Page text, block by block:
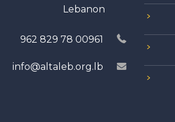
Lebanon
00961 78 829 962
info@altaleb.org.lb